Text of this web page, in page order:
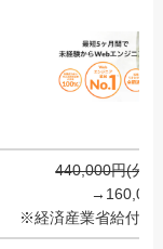
440,000円(分
→
※経済産業省給付金